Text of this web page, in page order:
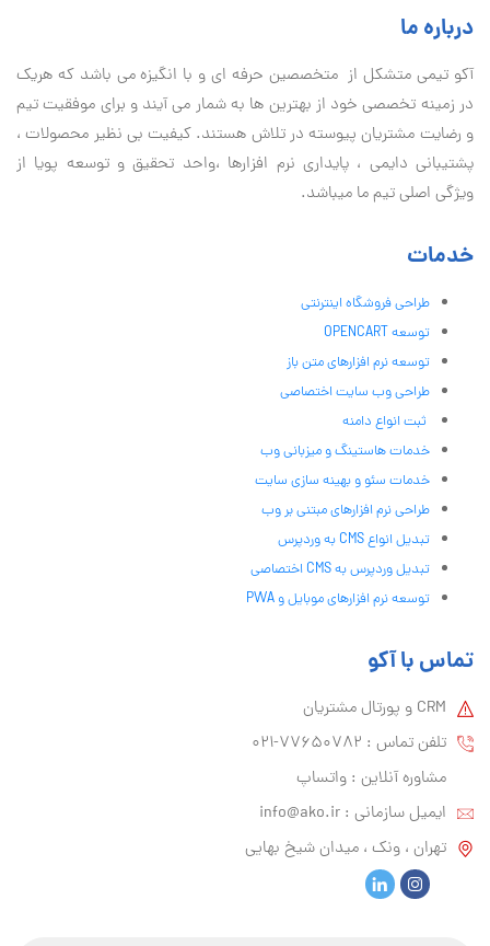
درباره ما
آكو تيمی متشکل از متخصصین حرفه ای و با انگیزه می باشد که هریک
در زمینه تخصصی خود از بهترین ها به شمار می آیند و برای موفقیت تيم
و رضایت مشتریان پیوسته در تلاش هستند. کیفیت بی نظير محصولات ،
پشتیبانی دايمی ، پایداری نرم افزارها ،واحد تحقیق و توسعه پویا از
ویژگی اصلی تیم ما میباشد.
خدمات
طراحی فروشگاه اینترنتی
توسعه OPENCART
توسعه نرم افزارهای متن باز
طراحی وب سایت اختصاصی
ثبت انواع دامنه
خدمات هاستینگ و میزبانی وب
خدمات سئو و بهینه سازی سایت
طراحی نرم افزارهای مبتنی بر وب
تبدیل انواع CMS به وردپرس
تبدیل وردپرس به CMS اختصاصی
توسعه نرم افزارهای موبایل و PWA
تماس با آکو
CRM و پورتال مشتریان
تلفن تماس :‌ 77650782-021
مشاوره آنلاین : واتساپ
ایمیل سازمانی :‌ info@ako.ir
تهران ، ونک ، میدان شیخ بهایی